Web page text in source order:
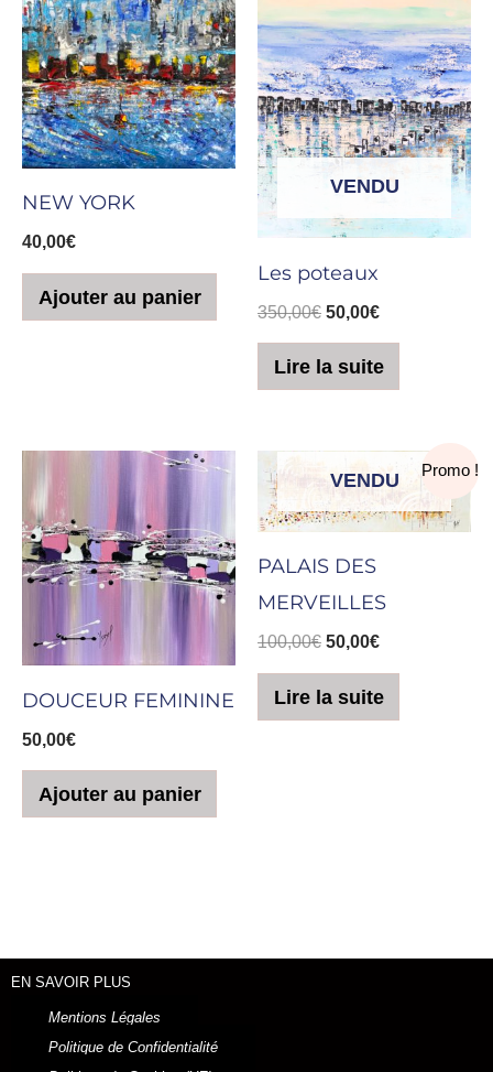
NEW YORK
40,00€
Ajouter au panier
VENDU
Les poteaux
350,00€
initial
était :
350,00€.
50,00€
actuel
est :
50,00€.
Lire la suite
DOUCEUR FEMININE
50,00€
Ajouter au panier
Promo !
VENDU
PALAIS DES
MERVEILLES
100,00€
prix
initial
était :
50,00€
prix
actuel
est :
Lire la suite
EN SAVOIR PLUS
Mentions Légales
Politique de Confidentialité